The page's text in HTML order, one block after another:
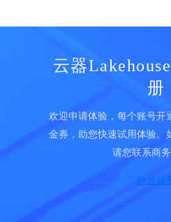
云器
册
欢迎申请体验，每个账号开
金券，助您快速试用体验。
请您联系商务
快速注